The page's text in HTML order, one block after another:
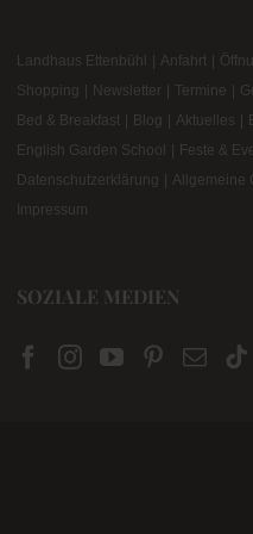
Landhaus Ettenbühl Anfahrt
Shopping
Newsletter Termine
Bed & Breakfast
Blog Aktuelles
English Garden School
Feste &
Datenschutzerklärung
Allgemeine
Impressum
SOZIALE MEDIEN